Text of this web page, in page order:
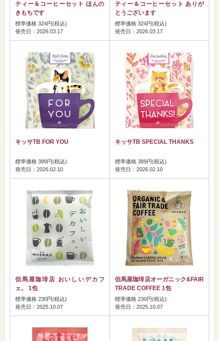
ティー＆コーヒーセット ほんの
きもちです
標準価格 324円(税込)
発売日：2026.03.17
ティー＆コーヒーセット ありが
とうございます
標準価格 324円(税込)
発売日：2026.03.17
キッサTB FOR YOU
標準価格 389円(税込)
発売日：2026.02.10
キッサTB SPECIAL THANKS
標準価格 389円(税込)
発売日：2026.02.10
但馬屋珈琲店 おいしいデカフ
ェ。 1包
標準価格 230円(税込)
発売日：2025.10.07
但馬屋珈琲店オーガニック&FAIR
TRADE COFFEE 1包
標準価格 230円(税込)
発売日：2025.10.07